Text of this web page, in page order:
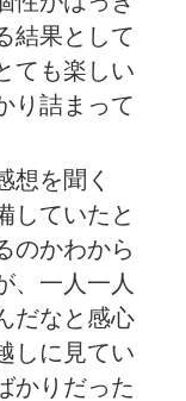
結果として
ても楽しい
り詰まって
想を聞く
していたと
のかわから
、一人一人
だなと感心
しに見てい
かりだった